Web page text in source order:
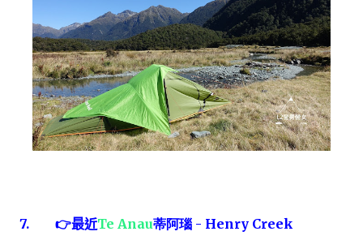
7. 👉最近Te Anau蒂阿瑙 - Henry Creek